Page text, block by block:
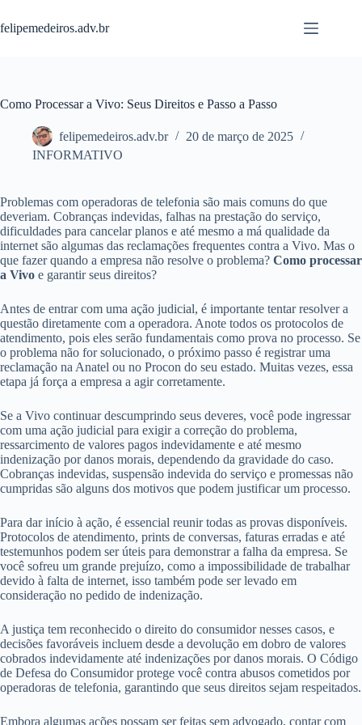
para
o
felipemedeiros.adv.br
Como Processar a Vivo: Seus Direitos e Passo a Passo
felipemedeiros.adv.br
20 de março de 2025
INFORMATIVO
Problemas com operadoras de telefonia são mais comuns do que
deveriam. Cobranças indevidas, falhas na prestação do serviço,
dificuldades para cancelar planos e até mesmo a má qualidade da
internet são algumas das reclamações frequentes contra a Vivo. Mas o
que fazer quando a empresa não resolve o problema? Como processar
a Vivo e garantir seus direitos?
Antes de entrar com uma ação judicial, é importante tentar resolver a
questão diretamente com a operadora. Anote todos os protocolos de
atendimento, pois eles serão fundamentais como prova no processo. Se
o problema não for solucionado, o próximo passo é registrar uma
reclamação na Anatel ou no Procon do seu estado. Muitas vezes, essa
etapa já força a empresa a agir corretamente.
Se a Vivo continuar descumprindo seus deveres, você pode ingressar
com uma ação judicial para exigir a correção do problema,
ressarcimento de valores pagos indevidamente e até mesmo
indenização por danos morais, dependendo da gravidade do caso.
Cobranças indevidas, suspensão indevida do serviço e promessas não
cumpridas são alguns dos motivos que podem justificar um processo.
Para dar início à ação, é essencial reunir todas as provas disponíveis.
Protocolos de atendimento, prints de conversas, faturas erradas e até
testemunhos podem ser úteis para demonstrar a falha da empresa. Se
você sofreu um grande prejuízo, como a impossibilidade de trabalhar
devido à falta de internet, isso também pode ser levado em
consideração no pedido de indenização.
A justiça tem reconhecido o direito do consumidor nesses casos, e
decisões favoráveis incluem desde a devolução em dobro de valores
cobrados indevidamente até indenizações por danos morais. O Código
de Defesa do Consumidor protege você contra abusos cometidos por
operadoras de telefonia, garantindo que seus direitos sejam respeitados.
Embora algumas ações possam ser feitas sem advogado, contar com